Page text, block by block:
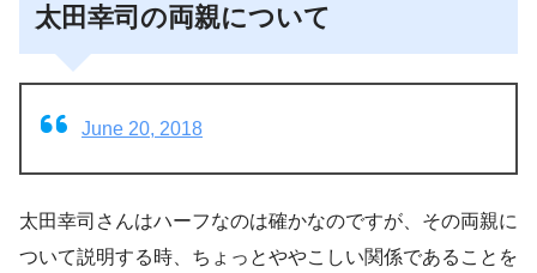
太田幸司の両親について
June 20, 2018
太田幸司さんはハーフなのは確かなのですが、その両親に
ついて説明する時、ちょっとややこしい関係であることを